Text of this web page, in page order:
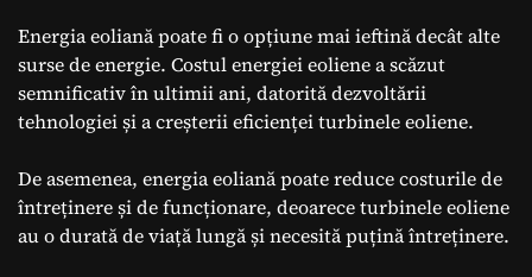
Energia eoliană poate fi o opțiune mai ieftină decât alte
surse de energie. Costul energiei eoliene a scăzut
semnificativ în ultimii ani, datorită dezvoltării
tehnologiei și a creșterii eficienței turbinele eoliene.
De asemenea, energia eoliană poate reduce costurile de
întreținere și de funcționare, deoarece turbinele eoliene
au o durată de viață lungă și necesită puțină întreținere.